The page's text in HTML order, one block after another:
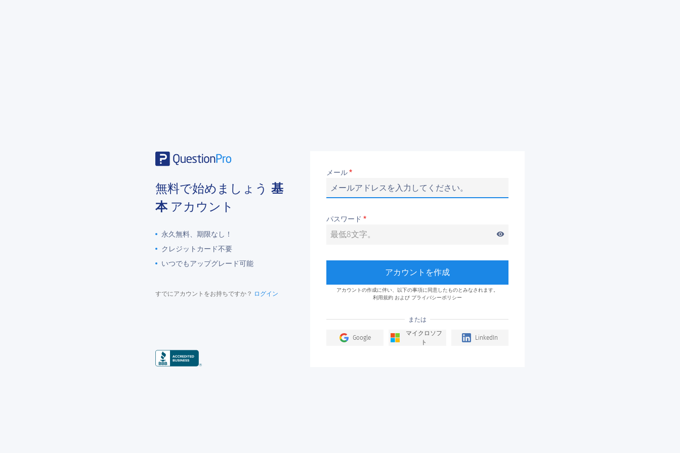
無料で始めましょう 基
本 アカウント
永久無料、期限なし！
クレジットカード不要
いつでもアップグレード可能
すでにアカウントをお持ちですか？ ログイン
メール*
パスワード *
visibility
アカウントを作成
アカウントの作成に伴い、以下の事項に同意したものとみなされます。
利用規約 および プライバシーポリシー
または
Google
マイクロソフ
ト
LinkedIn